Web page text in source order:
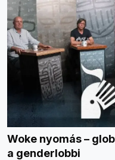
Woke nyomás –
a genderlobbi